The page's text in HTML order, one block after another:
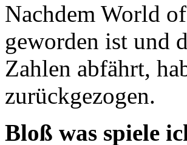
Nachdem World
geworden ist und
Zahlen abfährt,
zurückgezogen.
Bloß was spiele